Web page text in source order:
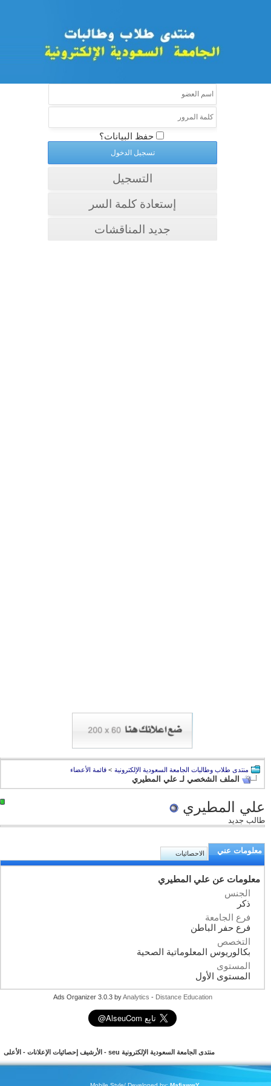
حفظ البيانات؟
التسجيل
إستعادة كلمة السر
جديد المناقشات
منتدى طلاب وطالبات الجامعة السعودية الإلكترونية > قائمة الأعضاء
الملف الشخصي لـ علي المطيري
علي المطيري
طالب جديد
معلومات عني الاحصائيات
معلومات عن علي المطيري
الجنس
ذكر
فرع الجامعة
فرع حفر الباطن
التخصص
بكالوريوس المعلوماتية الصحية
المستوى
المستوى الأول
Ads Organizer 3.0.3 byAnalytics -Distance Education
منتدى الجامعة السعودية الإلكترونية seu - الأرشيف إحصائيات الإعلانات- الأعلى